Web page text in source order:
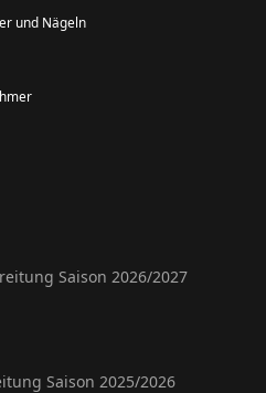
und Nägeln
Saison 2026/2027
Saison 2025/2026